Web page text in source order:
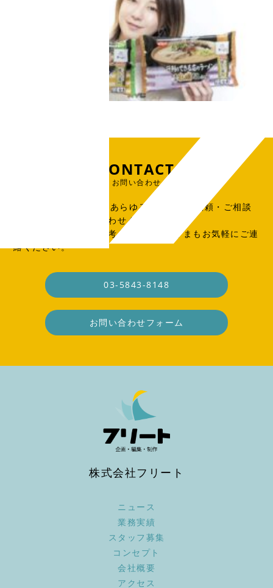
CONTACT
お問い合わせ
出版物、広告、WEB、あらゆる制作物のご依頼・ご相談
はこちらからお問い合わせください。
SOHO・業務委託をお考えの制作会社さまもお気軽にご連
絡ください。
03-5843-8148
お問い合わせフォーム
株式会社フリート
ニュース
業務実績
スタッフ募集
コンセプト
会社概要
アクセス